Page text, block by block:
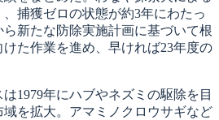
捕獲ゼロの状態が約3年にわたっ
新たな防除実施計画に基づいて根
た作業を進め、早ければ23年度の
1979年にハブやネズミの駆除を目
を拡大。アマミノクロウサギなど